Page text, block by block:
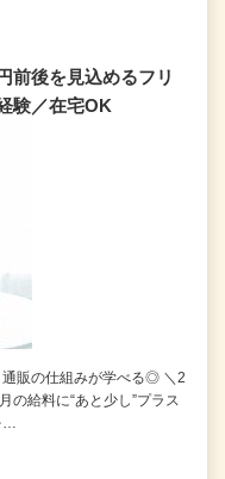
前後を見込めるフリ
験／在宅OK
販の仕組みが学べる◎ ＼2
の給料に“あと少し”プラス
…